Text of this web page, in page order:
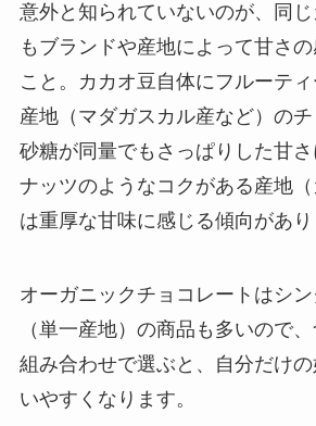
意外と知られていないのが、同
もブランドや産地によって甘さ
こと。カカオ豆自体にフルーテ
産地（マダガスカル産など）のチ
砂糖が同量でもさっぱりした甘さ
ナッツのようなコクがある産地（
は重厚な甘味に感じる傾向があり
オーガニックチョコレートはシ
（単一産地）の商品も多いので
組み合わせで選ぶと、自分だけ
いやすくなります。